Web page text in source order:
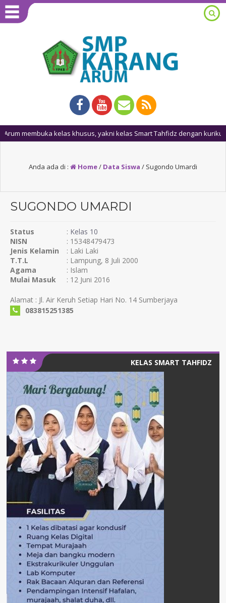
kelas khusus, yakni kelas Smart Tahfidz dengan kurikulum
Anda ada di : Home/ Data Siswa / Sugondo Umardi
SUGONDO UMARDI
Status : Kelas 10
NISN
: 15348479473
Jenis Kelamin
: Laki Laki
T.T.L
: Lampung, 8 Juli 2000
Agama
: Islam
Mulai Masuk
: 12 Juni 2016
Alamat : Jl. Air Keruh Setiap Hari No. 14 Sumberjaya
083815251385
KELAS SMART TAHFIDZ